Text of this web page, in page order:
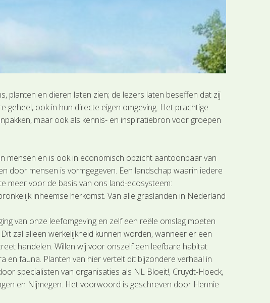
planten en dieren laten zien; de lezers laten beseffen dat zij
ook in hun directe eigen omgeving. Het prachtige
maar ook als kennis- en inspiratiebron voor groepen
mensen en is ook in economisch opzicht aantoonbaar van
door mensen is vormgegeven. Een landschap waarin iedere
meer voor de basis van ons land-ecosysteem:
inheemse herkomst. Van alle graslanden in Nederland
van onze leefomgeving en zelf een reële omslag moeten
zal alleen werkelijkheid kunnen worden, wanneer er een
handelen. Willen wij voor onszelf een leefbare habitat
fauna. Planten van hier vertelt dit bijzondere verhaal in
specialisten van organisaties als NL Bloeit!, Cruydt-Hoeck,
en Nijmegen. Het voorwoord is geschreven door Hennie